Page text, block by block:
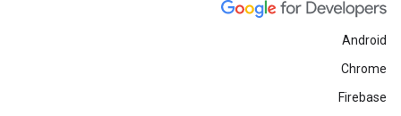
Android
Chrome
Firebase